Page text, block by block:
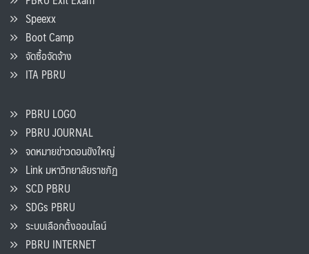
Speexx
Boot Camp
จัดซื้อจัดจ้าง
ITA PBRU
PBRU LOGO
PBRU JOURNAL
จดหมายข่าวดอนขังใหญ่
Link มหาวิทยาลัยราชภัฏ
SCD PBRU
SDGs PBRU
ระบบเลือกตั้งออนไลน์
PBRU INTERNET